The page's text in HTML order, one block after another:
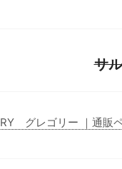
サ
グレゴリー ｜通販